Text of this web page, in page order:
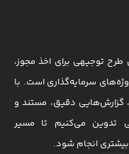
توجیهی برای اخذ مجوز،
سرمایه‌گذاری است. با
گزارش‌هایی دقیق، مستند و
تدوین می‌کنیم تا مسیر
انجام شود.